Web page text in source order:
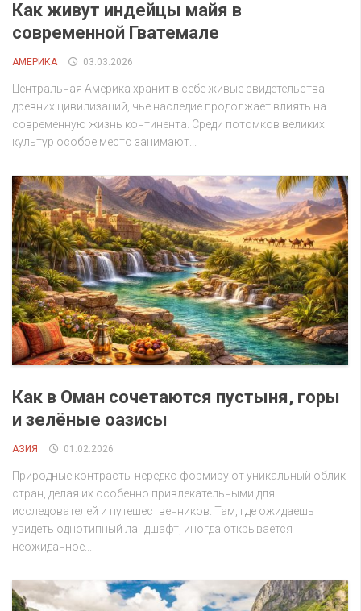
Как живут индейцы майя в
современной Гватемале
АМЕРИКА 03.03.2026
Центральная Америка хранит в себе живые свидетельства
древних цивилизаций, чьё наследие продолжает влиять на
современную жизнь континента. Среди потомков великих
культур особое место занимают...
Как в Оман сочетаются пустыня, горы
и зелёные оазисы
АЗИЯ 01.02.2026
Природные контрасты нередко формируют уникальный облик
стран, делая их особенно привлекательными для
исследователей и путешественников. Там, где ожидаешь
увидеть однотипный ландшафт, иногда открывается
неожиданное...